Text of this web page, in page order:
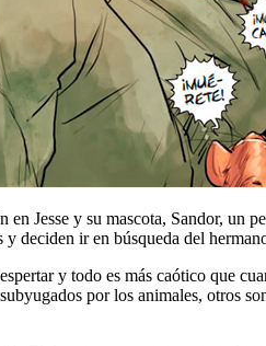
en Jesse y su mascota, Sandor, un
deciden ir en búsqueda del
y todo es más caótico que
por los animales, otros